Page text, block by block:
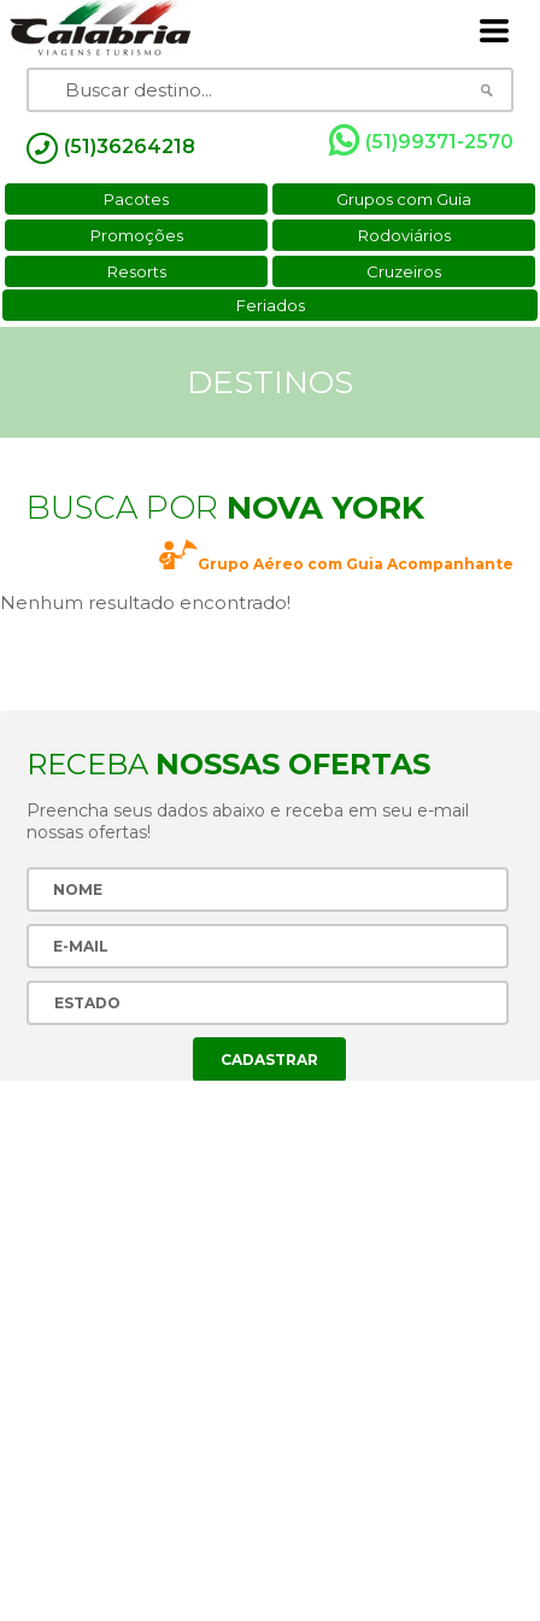
(51)36264218 (51)99371-2570
Pacotes
Grupos com Guia
Promoções
Rodoviários
Resorts
Cruzeiros
Feriados
DESTINOS
BUSCA POR NOVA YORK
Grupo Aéreo com Guia Acompanhante
Nenhum resultado encontrado!
RECEBA NOSSAS OFERTAS
Preencha seus dados abaixo e receba em seu e-mail
nossas ofertas!